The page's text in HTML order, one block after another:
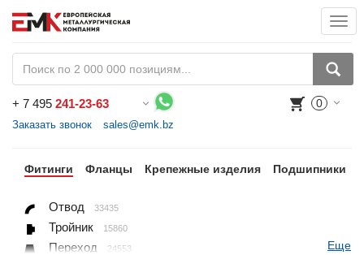
+ 7 495 241-23-63
Заказать звонок sales@emk.bz
0
Фитинги Фланцы Крепежные изделия Подшипники
Отвод 33435
Тройник 15860
Переход 24553 Еще